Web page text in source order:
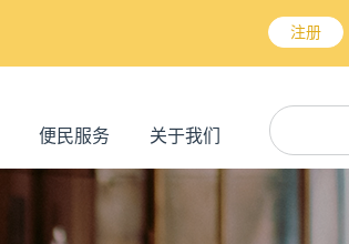
注册
便民服务 关于我们